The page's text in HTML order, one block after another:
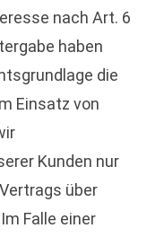
nach Art. 6
haben
die
Einsatz von
Kunden nur
über
Falle einer